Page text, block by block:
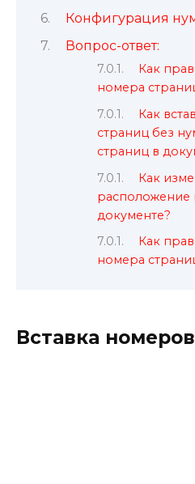
Конфигурация
Вопрос-ответ:
Как
номера
Как
страниц без
страниц в
Как
расположение
документе?
Как
номера
Вставка